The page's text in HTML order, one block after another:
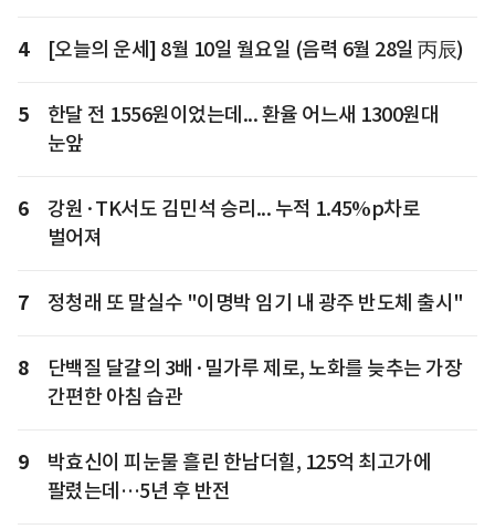
4 [오늘의 운세] 8월 10일 월요일 (음력 6월 28일 丙辰)
5
한달 전 1556원이었는데... 환율 어느새 1300원대
눈앞
6
강원·TK서도 김민석 승리... 누적 1.45%p차로
벌어져
7 정청래 또 말실수 "이명박 임기 내 광주 반도체 출시"
8
단백질 달걀의 3배·밀가루 제로, 노화를 늦추는 가장
간편한 아침 습관
9
박효신이 피눈물 흘린 한남더힐, 125억 최고가에
팔렸는데…5년 후 반전